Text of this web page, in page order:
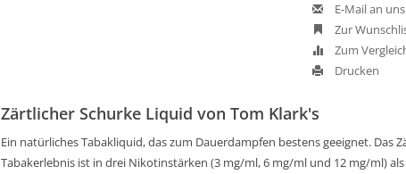
E-Mail an
Zur
Zum
Drucken
Zärtlicher Schurke Liquid von Tom Klark's
Ein natürliches Tabakliquid, das zum Dauerdampfen bestens geeignet. Das
Tabakerlebnis ist in drei Nikotinstärken (3 mg/ml, 6 mg/ml und 12 mg/ml)